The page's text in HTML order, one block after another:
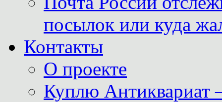
посылок или куда
Контакты
О проекте
Куплю Антиквариат